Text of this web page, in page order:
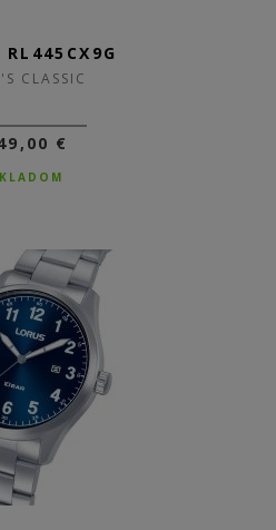
RL445CX9G
CLASSIC
€